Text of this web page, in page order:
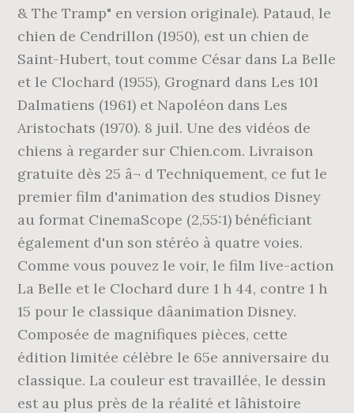
& The Tramp" en version originale). Pataud, le
chien de Cendrillon (1950), est un chien de
Saint-Hubert, tout comme César dans La Belle
et le Clochard (1955), Grognard dans Les 101
Dalmatiens (1961) et Napoléon dans Les
Aristochats (1970). 8 juil. Une des vidéos de
chiens à regarder sur Chien.com. Livraison
gratuite dès 25 â¬ d Techniquement, ce fut le
premier film d'animation des studios Disney
au format CinemaScope (2,55:1) bénéficiant
également d'un son stéréo à quatre voies.
Comme vous pouvez le voir, le film live-action
La Belle et le Clochard dure 1 h 44, contre 1 h
15 pour le classique dâanimation Disney.
Composée de magnifiques pièces, cette
édition limitée célèbre le 65e anniversaire du
classique. La couleur est travaillée, le dessin
est au plus près de la réalité et lâhistoire